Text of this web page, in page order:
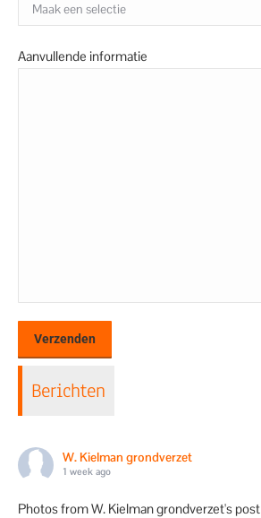
Aanvullende informatie
Berichten
W. Kielman grondverzet
1 week ago
Photos from W. Kielman grondverzet's post